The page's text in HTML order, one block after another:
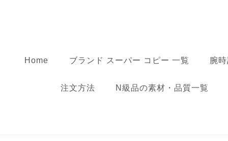
Home ブランド スーパー コピー 一覧 腕
注文方法 N級品の素材・品質一覧